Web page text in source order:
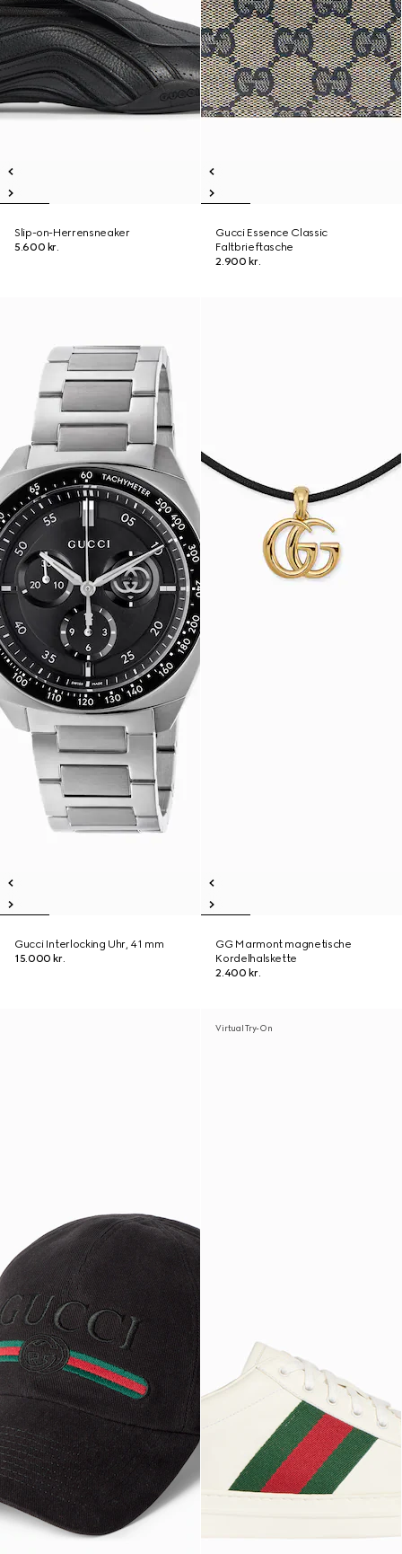
Slip-on-Herrensneaker
5.600 kr.
Gucci Essence Classic
Faltbrieftasche
2.900 kr.
Gucci Interlocking Uhr, 41 mm
15.000 kr.
GG Marmont magnetische
Kordelhalskette
2.400 kr.
Virtual Try-On